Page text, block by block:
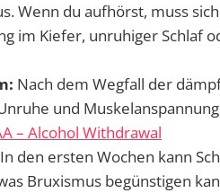
Wenn du aufhörst, muss
im Kiefer, unruhiger Schlaf
Nach dem Wegfall der
und
– Alcohol Withdrawal
In den ersten Wochen kann
Bruxismus begünstigen